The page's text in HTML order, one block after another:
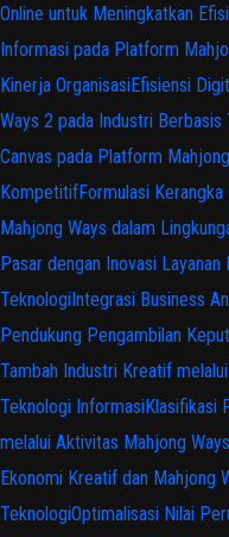
Online untuk Meningkatkan
Informasi pada Platform
Kinerja OrganisasiEfisiensi
Ways 2 pada Industri Berbasis
Canvas pada Platform
KompetitifFormulasi
Mahjong Ways dalam
Pasar dengan Inovasi
TeknologiIntegrasi Business
Pendukung Pengambilan
Tambah Industri Kreatif
Teknologi InformasiKlasifikasi
melalui Aktivitas Mahjong
Ekonomi Kreatif dan Mahjong
TeknologiOptimalisasi Nilai